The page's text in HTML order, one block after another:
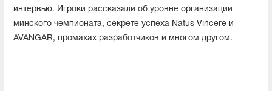
интервью. Игроки рассказали об уровне организации
минского чемпионата, секрете успеха Natus Vincere и
AVANGAR, промахах разработчиков и многом другом.